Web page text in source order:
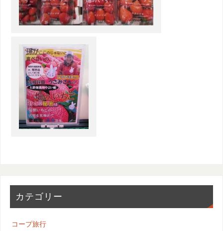
カテゴリー
コープ旅行